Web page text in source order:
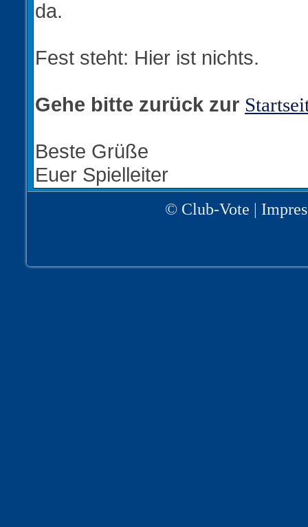
da.
Fest steht: Hier ist nichts.
Gehe bitte zurück zur
Beste Grüße
Euer Spielleiter
© Club-Vote |